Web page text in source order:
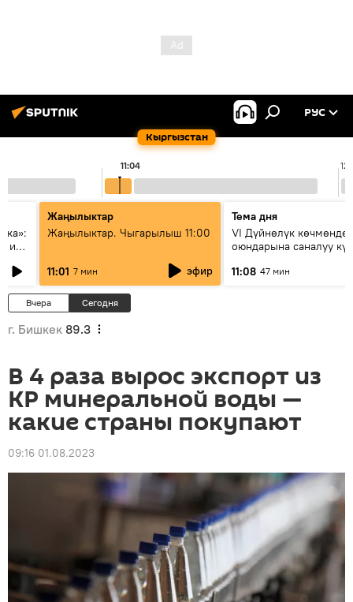
Кыргызстан
РУС
11:04
и
Жаңылыктар
Жаңылыктар. Чыгарылыш 11:00
11:01 7 мин эфир
Тема дня
VI Дүйнөлүк
оюндарына саналуу
этапка жетти?
11:08 47 мин
Вчера Сегодня
г. Бишкек 89.3
В 4 раза вырос экспорт из
КР минеральной воды —
какие страны покупают
09:16 01.08.2023